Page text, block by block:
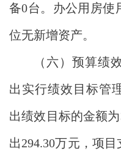
备0台。 办公用房使
位无新增资产。
（六）预算绩
出实行绩效目标管
出绩效目标的金额为
出294.30万元，项目